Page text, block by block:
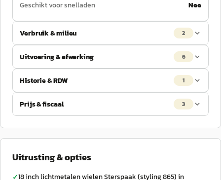
Geschikt voor snelladen
Nee
Verbruik & milieu 2
Uitvoering & afwerking 6
Historie & RDW 1
Prijs & fiscaal 3
Uitrusting & opties
✓18 inch lichtmetalen wielen Sterspaak (styling 865) in